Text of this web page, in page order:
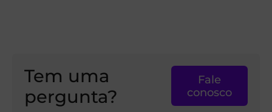
Tem uma
pergunta?
Fale
conosco